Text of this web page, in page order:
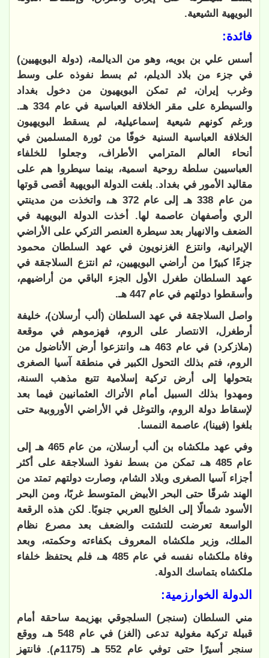
البويهية الشيعية.
فائدة:
أسس علي بن بويه، وهو من الديالمة، (دولة البويهيين)
في جزء من بلاد الديلم، ثم بسط نفوذه على وسط
وغرب إيران، ثم تمكن البويهيون من دخول بغداد
والسيطرة على مقر الخلافة العباسية في عام 334 هـ.
ورغم كونهم شيعية إسماعيلية، لم يسقط البويهيون
الخلافة العباسية السنية خوفًا من ثورة المسلمين في
أنحاء العالم المترامي الأطراف، وجعلوا للخلفاء
العباسيين سلطة روحية اسمية، بينما سيطروا هم على
مقاليد الأمور في بغداد. بلغت الدولة البويهية أقصى قوتها
من عام 338 هـ إلى عام 372 هـ، واتخذت من مدينتي
الري وأصفهان عاصمة لها. أخذت الدولة البويهية في
الضعف والانهيار بعد سيطرة العنصر التركي على الأراضي
الإيرانية، وانتزع الغزنويون في عهد السلطان محمود
جزءًا كبيرًا من أراضي البويهيين، ثم انتزع السلاجقة في
عهد السلطان طغرل الأول الجزء الباقي من أراضيهم،
وأسقطوا دولتهم في عام 447 هـ.
واصل السلاجقة في عهد السلطان (ألب أرسلان)، خليفة
أرطغرل، الانتصار على الروم، فهزموهم في موقعة
(ملازكرد) في عام 463 هـ، وانتزعوا أرض الأناضول من
الروم، فتم بذلك التحول الكبير في منطقة آسيا الصغرى
بتحولها إلى أرض تركية إسلامية تتبع مذهب السنة،
ومهدوا بذلك السبيل أمام الأتراك العثمانيين فيما بعد
لإسقاط دولة الروم، والتوغل في الأراضي الأوروبية حتى
بلغوا (فيينا)، عاصمة النمسا.
وفي عهد ملكشاه بن ألب أرسلان، من عام 465 هـ إلى
عام 485 هـ، تمكن من بسط نفوذ السلاجقة على أكثر
أجزاء آسيا الصغرى وبلاد الشام، وصارت دولتهم تمتد من
الهند شرقًا حتى البحر الأبيض المتوسط غربًا، ومن البحر
الأسود شمالًا إلى الخليج العربي جنوبًا. لكن هذه الرقعة
الواسعة تعرضت للتشتت والضعف بعد مصرع نظام
الملك، وزير ملكشاه المعروف بكفاءته وحكمته، وبعد
وفاة ملكشاه نفسه في عام 485 هـ، فلم يحتفظ خلفاء
ملكشاه بتماسك الدولة.
الدولة الخوارزمية:
مني السلطان (سنجر) السلجوقي بهزيمة ساحقة أمام
قبيلة تركية مغولية تدعى (الغز) في عام 548 هـ، ووقع
سنجر أسيرًا حتى توفي عام 552 هـ (1175م). فانتهز